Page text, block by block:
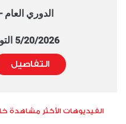
الدوري العام - 2025/
5/20/2026 التوقيت 8:00 PM
التفاصيل
الفيديوهات الأكثر مشاهدة